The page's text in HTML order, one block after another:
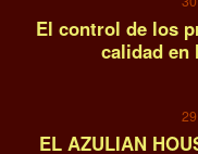
El control de los
calidad en
EL AZULIAN